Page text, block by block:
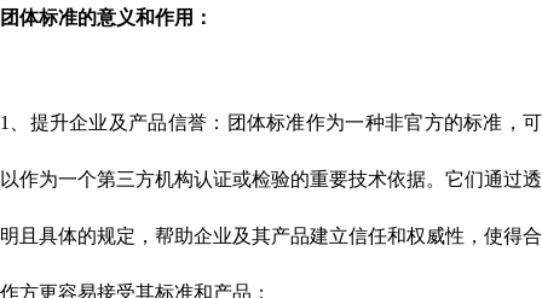
团体标准的意义和作用：
1、提升企业及产品信誉：团体标准作为一种非官方的标准，可
以作为一个第三方机构认证或检验的重要技术依据。它们通过透
明且具体的规定，帮助企业及其产品建立信任和权威性，使得合
作方更容易接受其标准和产品；